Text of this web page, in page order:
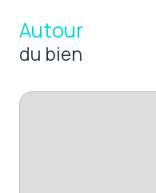
Autour
du bien